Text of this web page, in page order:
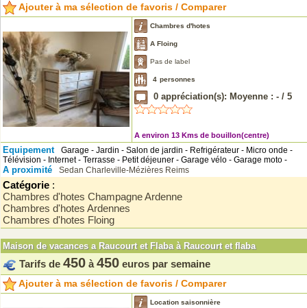
Ajouter à ma sélection de favoris / Comparer
Chambres d'hotes
A Floing
Pas de label
4 personnes
0 appréciation(s): Moyenne : - / 5
A environ 13 Kms de bouillon(centre)
Equipement
Garage - Jardin - Salon de jardin - Refrigérateur - Micro onde -
Télévision - Internet - Terrasse - Petit déjeuner - Garage vélo - Garage moto -
A proximité Sedan Charleville-Mézières Reims
Catégorie :
Chambres d'hotes Champagne Ardenne
Chambres d'hotes Ardennes
Chambres d'hotes Floing
Maison de vacances a Raucourt et Flaba à Raucourt et flaba
Tarifs de 450 à 450 euros par semaine
Ajouter à ma sélection de favoris / Comparer
Location saisonnière